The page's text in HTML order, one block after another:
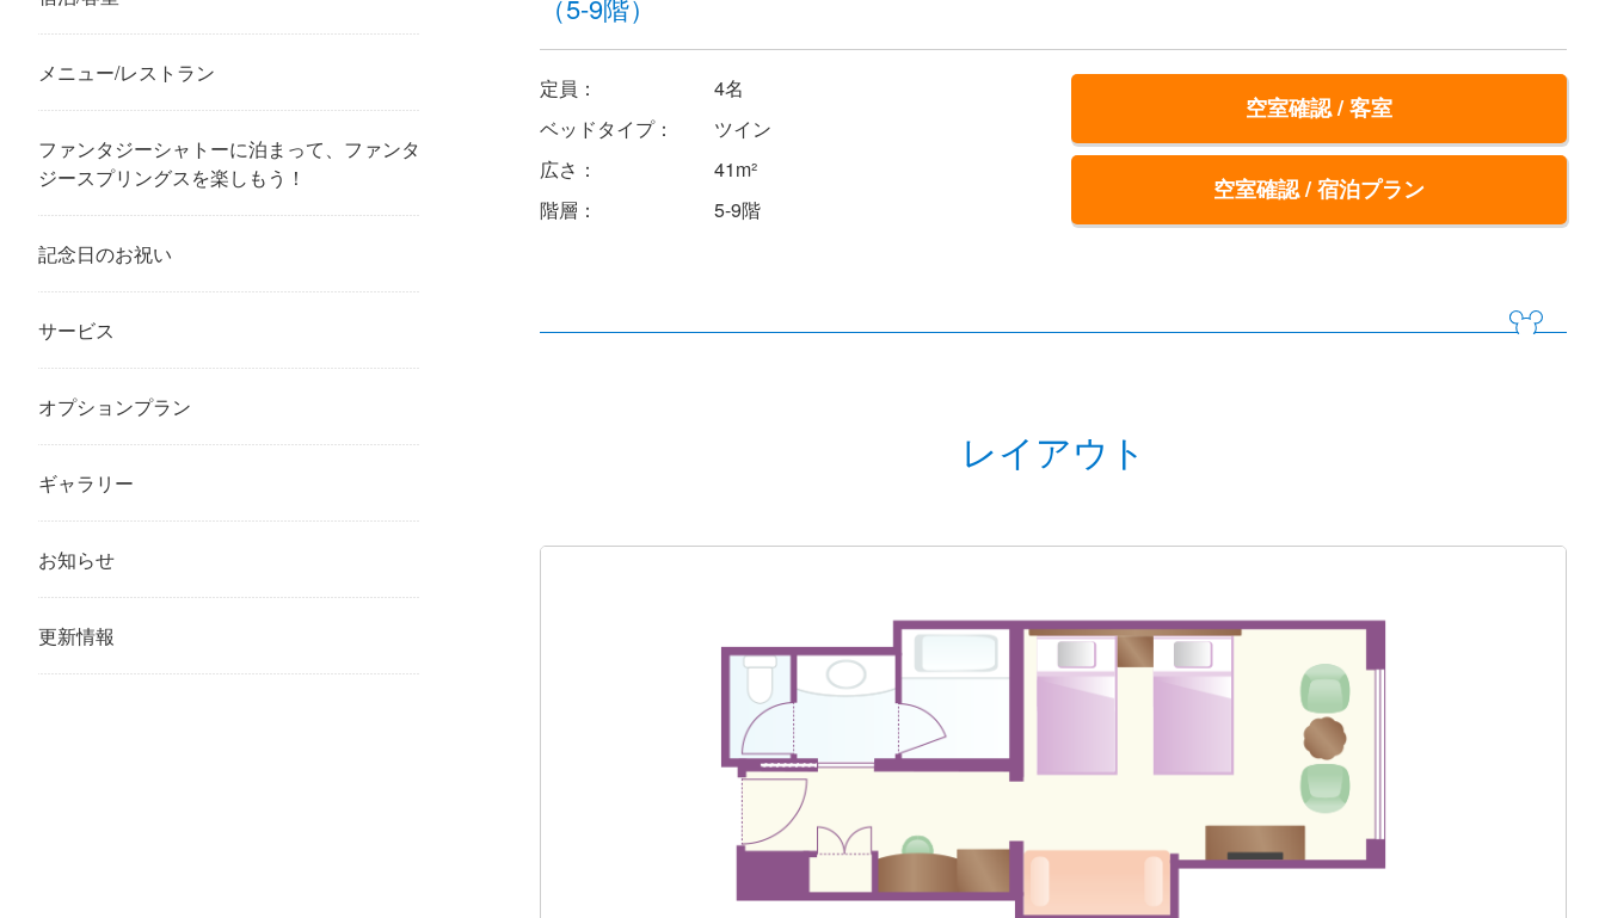
（5-9階）
定員：
4名
ベッドタイプ：
ツイン
広さ：
41m²
階層：
5-9階
空室確認 / 客室
空室確認 / 宿泊プラン
レイアウト
メニュー/レストラン
ファンタジーシャトーに泊まって、ファンタ
ジースプリングスを楽しもう！
記念日のお祝い
サービス
オプションプラン
ギャラリー
お知らせ
更新情報